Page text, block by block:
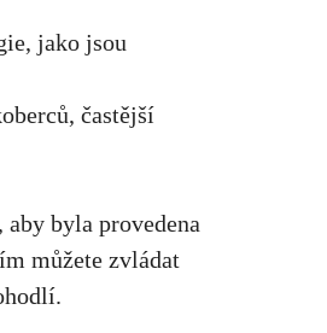
jako jsou
častější
byla provedena
můžete zvládat